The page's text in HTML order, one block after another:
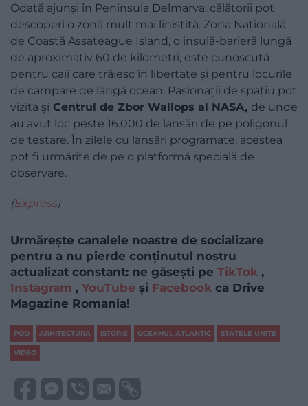
Odată ajunși în Peninsula Delmarva, călătorii pot
descoperi o zonă mult mai liniștită. Zona Națională
de Coastă Assateague Island, o insulă-barieră lungă
de aproximativ 60 de kilometri, este cunoscută
pentru caii care trăiesc în libertate și pentru locurile
de campare de lângă ocean. Pasionații de spațiu pot
vizita și Centrul de Zbor Wallops al NASA, de unde
au avut loc peste 16.000 de lansări de pe poligonul
de testare. În zilele cu lansări programate, acestea
pot fi urmărite de pe o platformă specială de
observare.
(Express)
Urmărește canalele noastre de socializare
pentru a nu pierde conținutul nostru
actualizat constant: ne găsești pe TikTok ,
Instagram , YouTube și Facebook ca Drive
Magazine Romania!
POD ARHITECTURA ISTORIE OCEANUL ATLANTIC STATELE UNITE
VIDEO